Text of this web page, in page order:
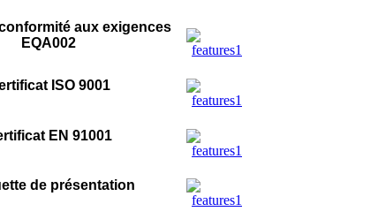
aux exigences
EQA002
ISO 9001
EN 91001
de présentation